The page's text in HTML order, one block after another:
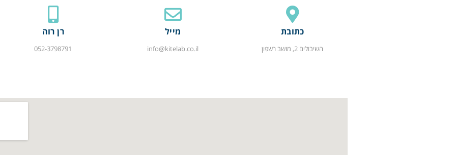
כתובת
השיבולים 2, מושב רשפון
מייל
info@kitelab.co.il
רן רוה
052-3798791